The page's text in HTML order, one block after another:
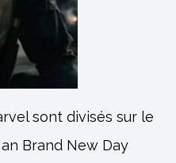
sont divisés sur le
Brand New Day